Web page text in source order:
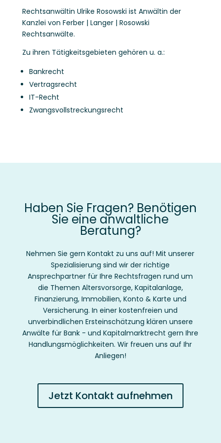
Rechtsanwältin Ulrike Rosowski ist Anwältin der
Kanzlei von Ferber | Langer | Rosowski
Rechtsanwälte.
Zu ihren Tätigkeitsgebieten gehören u. a.:
Bankrecht
Vertragsrecht
IT-Recht
Zwangsvollstreckungsrecht
Haben Sie Fragen? Benötigen
Sie eine anwaltliche
Beratung?
Nehmen Sie gern Kontakt zu uns auf! Mit unserer
Spezialisierung sind wir derrichtige
Ansprechpartner für Ihre Rechtsfragen rund um
die Themen Altersvorsorge, Kapitalanlage,
Finanzierung, Immobilien, Konto & Karte und
Versicherung. In einer kostenfreien und
unverbindlichen Ersteinschätzung klären unsere
Anwälte für Bank - und Kapitalmarktrecht gern Ihre
Handlungsmöglichkeiten. Wir freuen uns auf Ihr
Anliegen!
Jetzt Kontakt aufnehmen